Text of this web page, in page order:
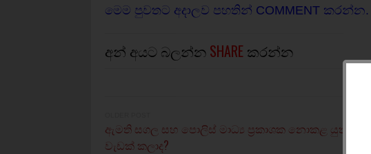
මෙම පුවතට අදාලව පහතින් COMMENT කරන්න.
අන් අයට බලන්න SHARE කරන්න
ඇමති සගල සහ පොලිස් මාධ්‍ය ප්‍රකාශක නොකළ යුතු
වැඩක් කලාද?